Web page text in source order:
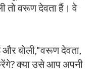
तो वरूण देवता हैं। वे
बोली,"वरूण देवता,
क्या उसे आप अपनी